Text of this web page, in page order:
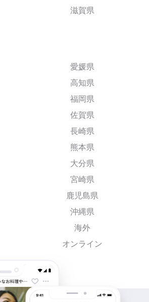
滋賀県
愛媛県
高知県
福岡県
佐賀県
長崎県
熊本県
大分県
宮崎県
鹿児島県
沖縄県
海外
オンライン